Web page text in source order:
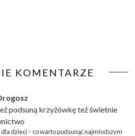
KOMENTARZE
podsuną krzyżówkęteż świetnie
dzieci – co warto podsunąć najmłodszym